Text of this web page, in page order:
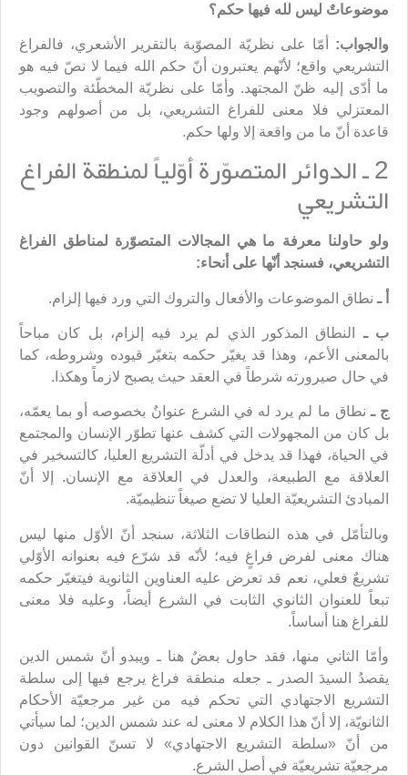
موضوعاتٌ ليس لله فيها حكم؟
والجواب: أمّا على نظريّة المصوّبة بالتقرير الأشعري، فالفراغ
التشريعي واقع؛ لأنّهم يعتبرون أنّ حكم الله فيما لا نصّ فيه هو
ما أدّى إليه ظنّ المجتهد. وأمّا على نظريّة المخطّئة والتصويب
المعتزلي فلا معنى للفراغ التشريعي، بل من أصولهم وجود
قاعدة أنّ ما من واقعة إلا ولها حكم.
2 ـ الدوائر المتصوّرة أوّلياً لمنطقة الفراغ
التشريعي
ولو حاولنا معرفة ما هي المجالات المتصوّرة لمناطق الفراغ
التشريعي، فسنجد أنّها على أنحاء:
أ ـ نطاق الموضوعات والأفعال والتروك التي ورد فيها إلزام.
ب ـ النطاق المذكور الذي لم يرد فيه إلزام، بل كان مباحاً
بالمعنى الأعم، وهذا قد يغيّر حكمه بتغيّر قيوده وشروطه، كما
في حال صيرورته شرطاً في العقد حيث يصبح لازماً وهكذا.
ج ـ نطاق ما لم يرد له في الشرع عنوانٌ بخصوصه أو بما يعمّه،
بل كان من المجهولات التي كشف عنها تطوّر الإنسان والمجتمع
في الحياة، فهذا قد يدخل في أدلّة التشريع العليا، كالتسخير في
العلاقة مع الطبيعة، والعدل في العلاقة مع الإنسان. إلا أنّ
المبادئ التشريعيّة العليا لا تضع صيغاً تنظيميّة.
وبالتأمّل في هذه النطاقات الثلاثة، سنجد أنّ الأوّل منها ليس
هناك معنى لفرض فراغٍ فيه؛ لأنّه قد شرّع فيه بعنوانه الأوّلي
تشريعٌ فعلي، نعم قد تعرض عليه العناوين الثانوية فيتغيّر حكمه
تبعاً للعنوان الثانوي الثابت في الشرع أيضاً، وعليه فلا معنى
للفراغ هنا أساساً.
وأمّا الثاني منها، فقد حاول بعضٌ هنا ـ ويبدو أنّ شمس الدين
يقصدُ السيدَ الصدر ـ جعله منطقة فراغ يرجع فيها إلى سلطة
التشريع الاجتهادي التي تحكم فيه من غير مرجعيّة الأحكام
الثانويّة، إلا أنّ هذا الكلام لا معنى له عند شمس الدين؛ لما سيأتي
من أنّ «سلطة التشريع الاجتهادي» لا تسنّ القوانين دون
مرجعيّة تشريعيّة في أصل الشرع.